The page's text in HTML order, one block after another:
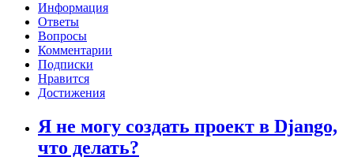
Информация
Ответы
Вопросы
Комментарии
Подписки
Нравится
Достижения
Я не могу создать проект в Django,
что делать?